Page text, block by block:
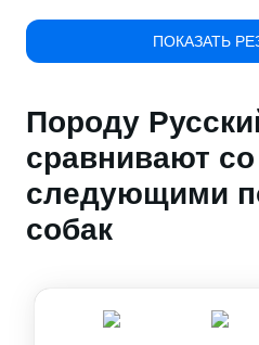
ПОКАЗАТЬ
Породу
сравнивают со
следующими
собак